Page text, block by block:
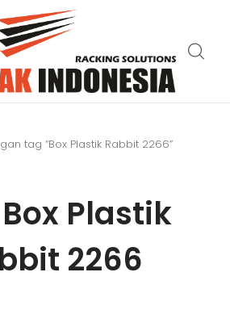
tag “Box Plastik Rabbit 2266”
Box Plastik
2266